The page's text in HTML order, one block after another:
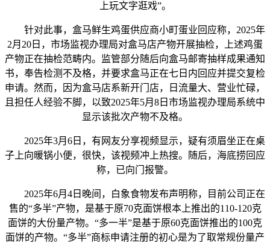
上玩文字逛戏”。
针对此事，盒马鲜生鸡蛋供应商小町蛋业回应称，2025年
2月20日，市场监视办理局对盒马店产物开展抽检，上述鸡蛋
产物正在抽检范畴内。监管部分随后向盒马邮寄抽样成果通知
书，奉告检测不及格，并要求盒马正在七日内回应并提交复检
申请。然而，因为盒马店系新开门店，日流量大、营业忙碌，
且担任人经验不脚，以致2025年5月8日市场监视办理局系统中
显示该批次产物不及格。
2025年3月6日，有网友分享视频显示，疑有须眉坐正在桌
子上向暖锅小便，很快，该视频冲上热搜。随后，海底捞回应
称，已向门报警。
2025年6月4日晚间，白象食物发布声明称，目前公司正在
售的“多半”产物，是基于原70克面饼根本上推出的110-120克
面饼的大份量产物。“多一半”是基于原60克面饼推出的100克
面饼的产物。“多半”商标申请注册的初心是为了取常规份量产